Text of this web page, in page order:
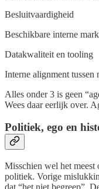
Besluitvaardigheid
Beschikbare interne
Datakwaliteit en tooling
Interne alignment tussen
Alles onder 3 is geen
Wees daar eerlijk over.
Politiek, ego en
Misschien wel het meest
politiek. Vorige
dat “het niet begreep”.